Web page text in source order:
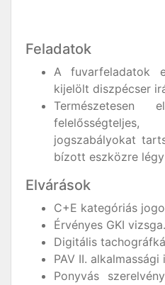
Feladatok
A fuvarfeladatok
kijelölt diszpécser
Természetesen
jogszabályokat
bízott eszközre
Elvárások
C+E kategóriás
Érvényes GKI vizsga.
Digitális
PAV II. alkalmassági
Ponyvás